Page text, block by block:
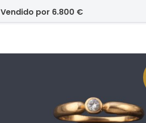
vendido por 6.800 €